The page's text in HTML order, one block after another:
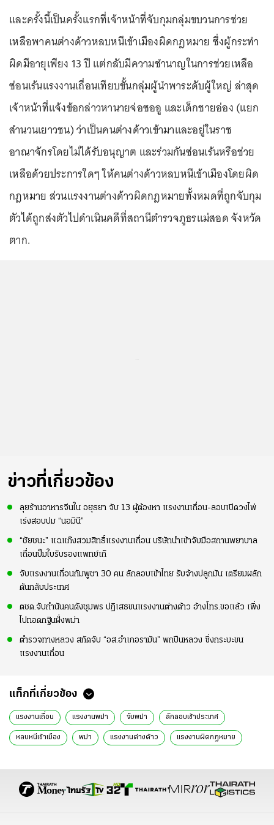
และครั้งนี้เป็นครั้งแรกที่เจ้าหน้าที่จับกุมกลุ่มขบวนการช่วย
เหลือพาคนต่างด้าวหลบหนีเข้าเมืองผิดกฎหมาย ซึ่งผู้กระทำ
ผิดมีอายุเพียง 13 ปี แต่กลับมีความชำนาญในการช่วยเหลือ
ซ่อนเร้นแรงงานเถื่อนเทียบขั้นกลุ่มผู้นำพาระดับผู้ใหญ่ ล่าสุด
เจ้าหน้าที่แจ้งข้อกล่าวหานายจ่อซออู และเด็กชายอ่อง (แยก
สำนวนเยาวชน) ว่าเป็นคนต่างด้าวเข้ามาและอยู่ในราช
อาณาจักรโดยไม่ได้รับอนุญาต และร่วมกันซ่อนเร้นหรือช่วย
เหลือด้วยประการใดๆ ให้คนต่างด้าวหลบหนีเข้าเมืองโดยผิด
กฎหมาย ส่วนแรงงานต่างด้าวผิดกฎหมายทั้งหมดที่ถูกจับกุม
ตัวได้ถูกส่งตัวไปดำเนินคดีที่สถานีตำรวจภูธรแม่สอด จังหวัด
ตาก.
ข่าวที่เกี่ยวข้อง
ลุยร้านอาหารจีนใน อยุธยา จับ 13 ผู้ต้องหา แรงงานเถื่อน-ลอบเปิดวงไพ่
เร่งสอบปม “นอมินี”
“ชัยชนะ” แฉแก๊งสวมสิทธิ์แรงงานเถื่อน บริษัทนำเข้าจับมือสถานพยาบาล
เถื่อนปั๊มใบรับรองแพทย์เก๊
จับแรงงานเถื่อนกัมพูชา 30 คน ลักลอบเข้าไทย รับจ้างปลูกมัน เตรียมผลัก
ดันกลับประเทศ
ตชด.จับกำนันคนดังชุมพร ปฏิเสธขนแรงงานต่างด้าว อ้างโทร.ขอแล้ว เพิ่ง
ไปทอดกฐินฝั่งพม่า
ตำรวจทางหลวง สกัดจับ “อส.อำเภอรามัน” พกปืนหลวง ซิ่งกระบะขน
แรงงานเถื่อน
แท็กที่เกี่ยวข้อง
แรงงานเถื่อน แรงงานพม่า จับพม่า ลักลอบเข้าประเทศ
หลบหนีเข้าเมือง พม่า แรงงานต่างด้าว แรงงานผิดกฎหมาย